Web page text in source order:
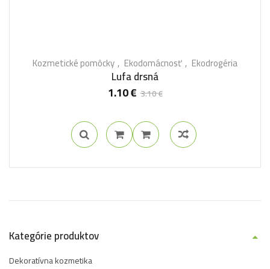
Kozmetické pomôcky Ekodomácnosť Ekodrogéria
Lufa drsná
3.10€
1.10€
Kategórie produktov
Dekoratívna kozmetika